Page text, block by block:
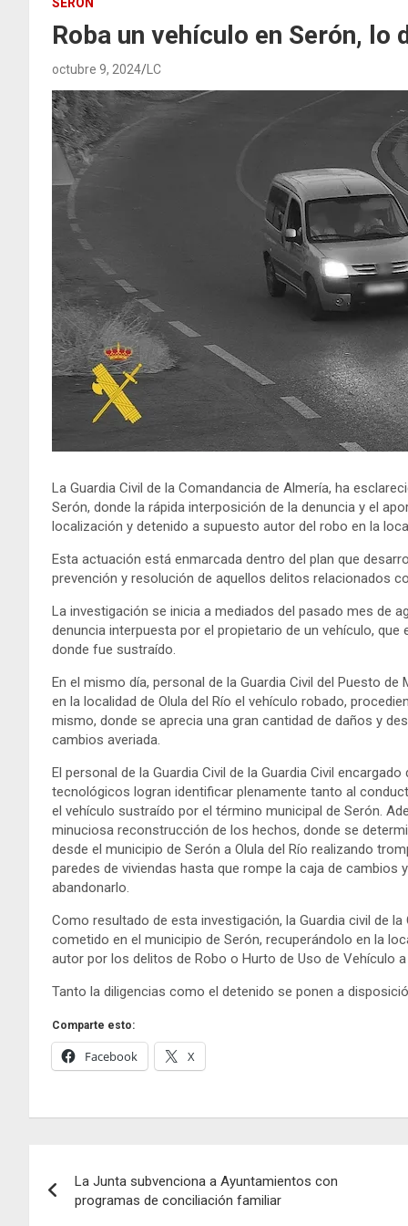
SERÓN
Roba un vehículo en Serón, lo
octubre 9, 2024 LC
La Guardia Civil de la Comandancia de Almería, ha
Serón, donde la rápida interposición de la denuncia y el
localización y detenido a supuesto autor del robo en la
Esta actuación está enmarcada dentro del plan que
prevención y resolución de aquellos delitos relacionados
La investigación se inicia a mediados del pasado mes de
denuncia interpuesta por el propietario de un vehículo,
donde fue sustraído.
En el mismo día, personal de la Guardia Civil del Puesto
en la localidad de Olula del Río el vehículo robado,
mismo, donde se aprecia una gran cantidad de daños y
cambios averiada.
El personal de la Guardia Civil de la Guardia Civil
tecnológicos logran identificar plenamente tanto al
el vehículo sustraído por el término municipal de Serón.
minuciosa reconstrucción de los hechos, donde se
desde el municipio de Serón a Olula del Río realizando
paredes de viviendas hasta que rompe la caja de
abandonarlo.
Como resultado de esta investigación, la Guardia civil de
cometido en el municipio de Serón, recuperándolo en la
autor por los delitos de Robo o Hurto de Uso de Vehículo
Tanto la diligencias como el detenido se ponen a
Comparte esto:
Facebook X
de
La Junta subvenciona a Ayuntamientos con
programas de conciliación familiar